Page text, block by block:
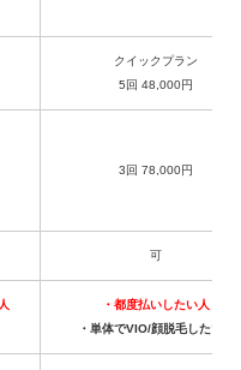
クイックプラン
5回 48,000円
3回 78,000円
可
・都度払いしたい人
・単体でVIO/顔脱毛したい人